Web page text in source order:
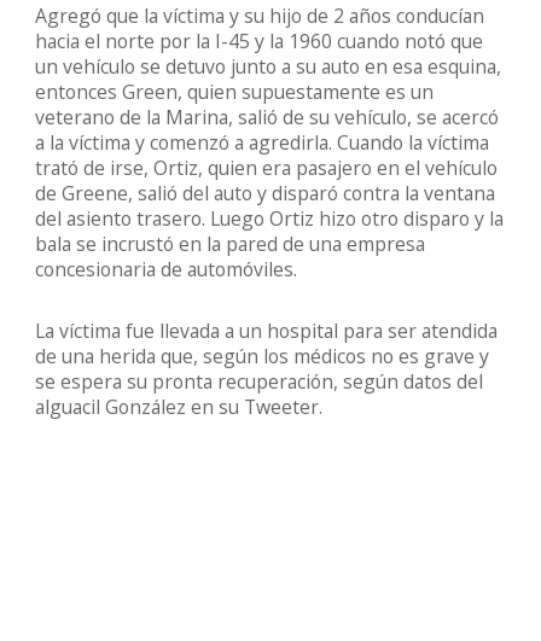
Agregó que la víctima y su hijo de 2 años conducían
hacia el norte por la I-45 y la 1960 cuando notó que
un vehículo se detuvo junto a su auto en esa esquina,
entonces Green, quien supuestamente es un
veterano de la Marina, salió de su vehículo, se acercó
a la víctima y comenzó a agredirla. Cuando la víctima
trató de irse, Ortiz, quien era pasajero en el vehículo
de Greene, salió del auto y disparó contra la ventana
del asiento trasero. Luego Ortiz hizo otro disparo y la
bala se incrustó en la pared de una empresa
concesionaria de automóviles.
La víctima fue llevada a un hospital para ser atendida
de una herida que, según los médicos no es grave y
se espera su pronta recuperación, según datos del
alguacil González en su Tweeter.